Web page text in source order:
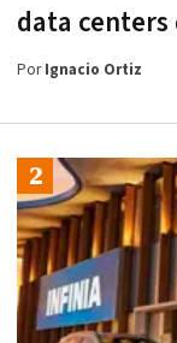
data centers
PorIgnacio Ortiz